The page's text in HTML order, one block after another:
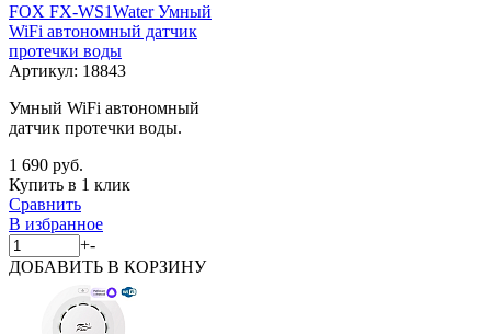
FOX FX-WS1Water Умный
WiFi автономный датчик
протечки воды
Артикул: 18843
Умный WiFi автономный
датчик протечки воды.
1 690 руб.
Купить в 1 клик
Сравнить
В избранное
+-
ДОБАВИТЬ В КОРЗИНУ